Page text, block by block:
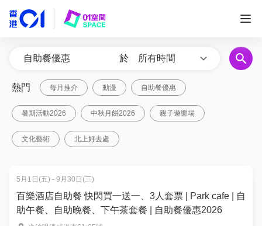
於 所有時間
熱門 每月推介 動漫 自助餐優惠
暑期活動2026 中秋月餅2026 親子遊樂場
文化藝術 北上好去處
5月1日(五) - 9月30日(三)
百樂酒店自助餐 快閃買一送一、3人套票 | Park cafe | 自
助午餐、自助晚餐、下午茶套餐 | 自助餐優惠2026